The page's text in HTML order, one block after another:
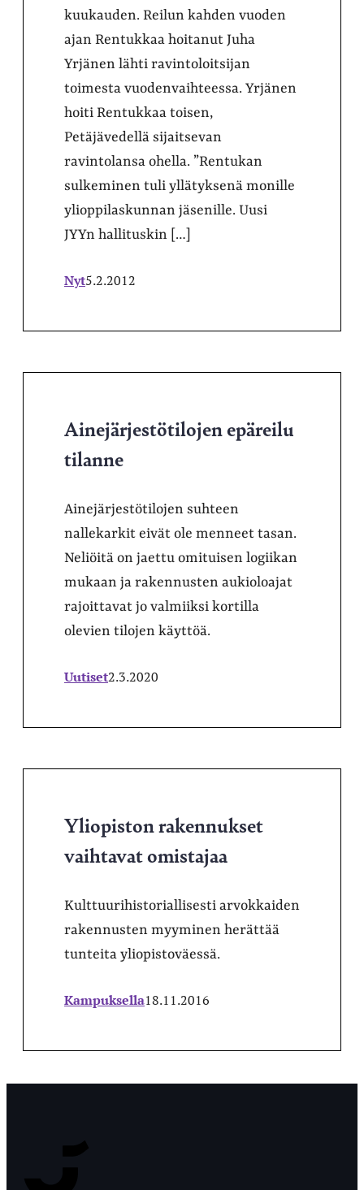
kuukauden. Reilun kahden vuoden
ajan Rentukkaa hoitanut Juha
Yrjänen lähti ravintoloitsijan
toimesta vuodenvaihteessa. Yrjänen
hoiti Rentukkaa toisen,
Petäjävedellä sijaitsevan
ravintolansa ohella. ”Rentukan
sulkeminen tuli yllätyksenä monille
ylioppilaskunnan jäsenille. Uusi
JYYn hallituskin […]
Nyt5.2.2012
Ainejärjestötilojen epäreilu
tilanne
Ainejärjestötilojen suhteen
nallekarkit eivät ole menneet tasan.
Neliöitä on jaettu omituisen logiikan
mukaan ja rakennusten aukioloajat
rajoittavat jo valmiiksi kortilla
olevien tilojen käyttöä.
Uutiset2.3.2020
Yliopiston rakennukset
vaihtavat omistajaa
Kulttuurihistoriallisesti arvokkaiden
rakennusten myyminen herättää
tunteita yliopistoväessä.
Kampuksella18.11.2016